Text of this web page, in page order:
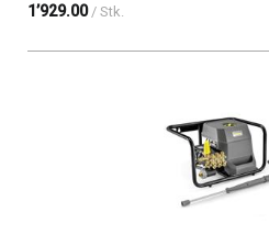
1’929.00 / Stk.